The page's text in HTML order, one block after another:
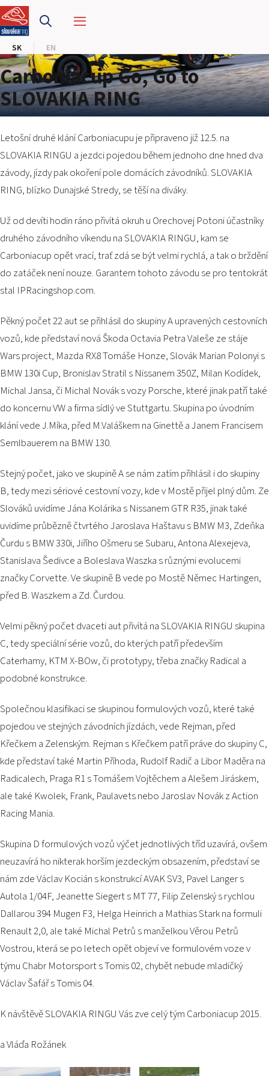
SK EN
PRETEKÁRSKY OKRUH
MOTOKÁRY
CENTRUM BEZPEČNEJ JAZDY
HOTEL RING
KALENDÁR
SK
MAPA STRÁNKY
E-SHOP A VSTUPENKY
PODUJATIA 2026
KONTAKTY
Carboniacup Go, Go to
SLOVAKIA RING
Letošní druhé kláníCarboniacupu je připraveno již 12.5. na
SLOVAKIA RINGU a jezdci pojedou během jednoho dne hned dva
závody, jízdy pak okoření pole domácích závodníků. SLOVAKIA
RING, blízko Dunajské Stredy, se těší na diváky.
Už od devíti hodin ráno přivítá okruh u Orechovej Potoni účastníky
druhého závodního víkendu na SLOVAKIA RINGU, kam se
Carboniacup opět vrací, trať zdá se být velmi rychlá, a tak o brždění
do zatáček není nouze. Garantem tohoto závodu se pro tentokrát
stal IPRacingshop.com.
Pěkný počet 22 aut se přihlásil do skupiny A upravených cestovních
vozů, kde představí nová Škoda Octavia Petra Valeše ze stáje
Wars project, Mazda RX8 Tomáše Honze, Slovák Marian Polonyi s
BMW 130i Cup, Bronislav Stratil s Nissanem 350Z, Milan Kodídek,
Michal Jansa, či Michal Novák s vozy Porsche, které jinak patří také
do koncernu VW a firma sídlý ve Stuttgartu. Skupina po úvodním
klání vede J.Míka, před M.Valáškem na Ginettě a Janem Francisem
Semlbauerem na BMW 130.
Stejný počet, jako ve skupině A se nám zatím přihlásil i do skupiny
B, tedy mezi sériové cestovní vozy, kde v Mostě přijel plný dům. Ze
Slováků uvidíme Jána Kolárika s Nissanem GTR R35, jinak také
uvidíme průbězně čtvrtého Jaroslava Haštavu s BMW M3, Zdeňka
Čurdu s BMW 330i, Jiřího Ošmeru se Subaru, Antona Alexejeva,
Stanislava Šedivce a Boleslava Waszka s různými evolucemi
značky Corvette. Ve skupině B vede po Mostě Němec Hartingen,
před B. Waszkem a Zd. Čurdou.
Velmi pěkný počet dvaceti aut přivítá na SLOVAKIA RINGU skupina
C, tedy speciální série vozů, do kterých patří především
Caterhamy, KTM X-BOw, či prototypy, třeba značky Radical a
podobné konstrukce.
Společnou klasifikaci se skupinou formulových vozů, které také
pojedou ve stejných závodních jízdách, vede Rejman, před
Křečkem a Zelenským. Rejman s Křečkem patří práve do skupiny C,
kde představí také Martin Příhoda, Rudolf Radič a Libor Maděra na
Radicalech, Praga R1 s Tomášem Vojtěchem a Alešem Jiráskem,
ale také Kwolek, Frank, Paulavets nebo Jaroslav Novák z Action
Racing Mania.
Skupina D formulových vozů výčet jednotlivých tříd uzavírá, ovšem
neuzavírá ho nikterak horším jezdeckým obsazením, představí se
nám zde Václav Kocián s konstrukcí AVAK SV3, Pavel Langer s
Autola 1/04F, Jeanette Siegert s MT 77, Filip Zelenský s rychlou
Dallarou 394 Mugen F3, Helga Heinrich a Mathias Stark na formuli
Renault 2,0, ale také Michal Petrů s manželkou Věrou Petrů
Vostrou, která se po letech opět objeví ve formulovém voze v
týmu Chabr Motorsport s Tomis 02, chybět nebude mladičký
Václav Šafář s Tomis 04.
K návštěvě SLOVAKIA RINGU Vás zve celý tým Carboniacup 2015.
a Vláďa Rožánek